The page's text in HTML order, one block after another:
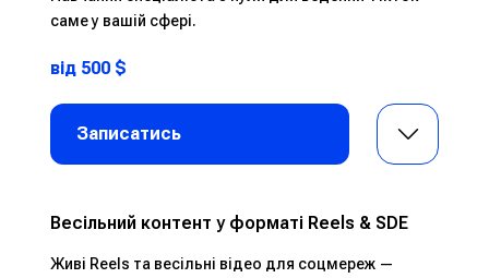
самеу вашій сфері.
від 500 $
Записатись
Весільний контент у форматі Reels & SDE
Живі Reels та весільні відео для соцмереж —